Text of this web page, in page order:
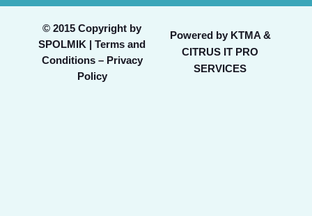
a
© 2015 Copyright by
SPOLMIK | Terms and
Conditions – Privacy
Policy
Powered by KTMA &
CITRUS IT PRO
SERVICES